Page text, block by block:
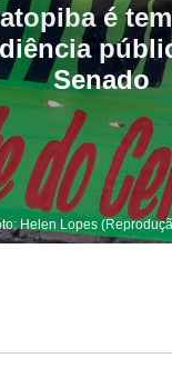
é
Senado
Helen Lopes